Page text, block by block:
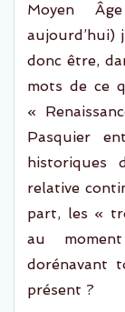
Moyen
aujourd’hui)
donc être,
mots de ce
«
Pasquier
historiques
relative
part, les «
au
dorénavant
présent ?